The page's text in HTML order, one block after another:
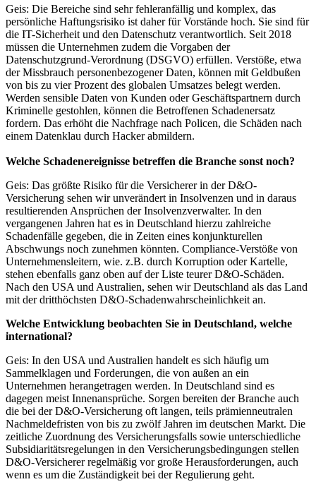
Geis: Die Bereiche sind sehr fehleranfällig und komplex, das
persönliche Haftungsrisiko ist daher für Vorstände hoch. Sie sind für
die IT-Sicherheit und den Datenschutz verantwortlich. Seit 2018
müssen die Unternehmen zudem die Vorgaben der
Datenschutzgrund-Verordnung (DSGVO) erfüllen. Verstöße, etwa
der Missbrauch personenbezogener Daten, können mit Geldbußen
von bis zu vier Prozent des globalen Umsatzes belegt werden.
Werden sensible Daten von Kunden oder Geschäftspartnern durch
Kriminelle gestohlen, können die Betroffenen Schadenersatz
fordern. Das erhöht die Nachfrage nach Policen, die Schäden nach
einem Datenklau durch Hacker abmildern.
Welche Schadenereignisse betreffen die Branche sonst noch?
Geis: Das größte Risiko für die Versicherer in der D&O-
Versicherung sehen wir unverändert in Insolvenzen und in daraus
resultierenden Ansprüchen der Insolvenzverwalter. In den
vergangenen Jahren hat es in Deutschland hierzu zahlreiche
Schadenfälle gegeben, die in Zeiten eines konjunkturellen
Abschwungs noch zunehmen könnten. Compliance-Verstöße von
Unternehmensleitern, wie. z.B. durch Korruption oder Kartelle,
stehen ebenfalls ganz oben auf der Liste teurer D&O-Schäden.
Nach den USA und Australien, sehen wir Deutschland als das Land
mit der dritthöchsten D&O-Schadenwahrscheinlichkeit an.
Welche Entwicklung beobachten Sie in Deutschland, welche
international?
Geis: In den USA und Australien handelt es sich häufig um
Sammelklagen und Forderungen, die von außen an ein
Unternehmen herangetragen werden. In Deutschland sind es
dagegen meist Innenansprüche. Sorgen bereiten der Branche auch
die bei der D&O-Versicherung oft langen, teils prämienneutralen
Nachmeldefristen von bis zu zwölf Jahren im deutschen Markt. Die
zeitliche Zuordnung des Versicherungsfalls sowie unterschiedliche
Subsidiaritätsregelungen in den Versicherungsbedingungen stellen
D&O-Versicherer regelmäßig vor große Herausforderungen, auch
wenn es um die Zuständigkeit bei der Regulierung geht.